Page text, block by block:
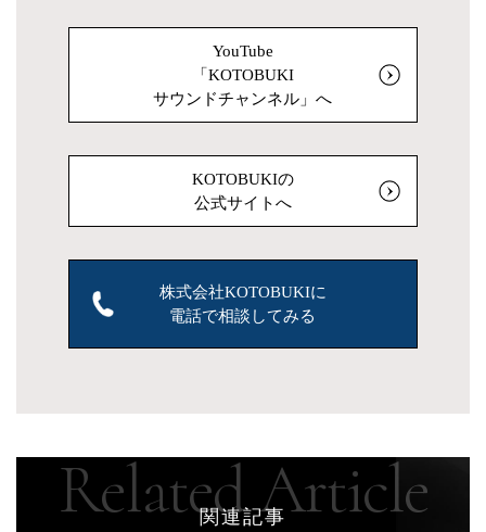
YouTube
「KOTOBUKI
サウンドチャンネル」へ
KOTOBUKIの
公式サイトへ
株式会社KOTOBUKIに
電話で相談してみる
関連記事